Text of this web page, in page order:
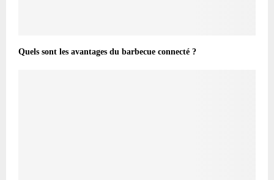
Quels sont les avantages du barbecue connecté ?